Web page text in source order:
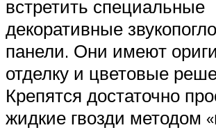
встретить специальные
декоративные
панели. Они имеют
отделку и цветовые
Крепятся достаточно
жидкие гвозди методом